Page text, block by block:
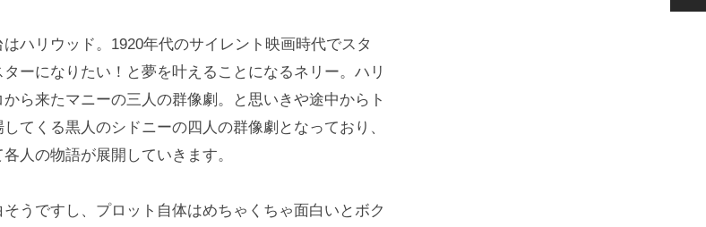
ハリウッド。1920年代のサイレント映画時代でスタ
ーになりたい！と夢を叶えることになるネリー。ハリ
ら来たマニーの三人の群像劇。と思いきや途中からト
てくる黒人のシドニーの四人の群像劇となっており、
人の物語が展開していきます。
うですし、プロット自体はめちゃくちゃ面白いとボク